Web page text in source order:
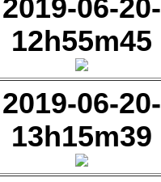
2019-06-20-
12h55m45
2019-06-20-
13h15m39